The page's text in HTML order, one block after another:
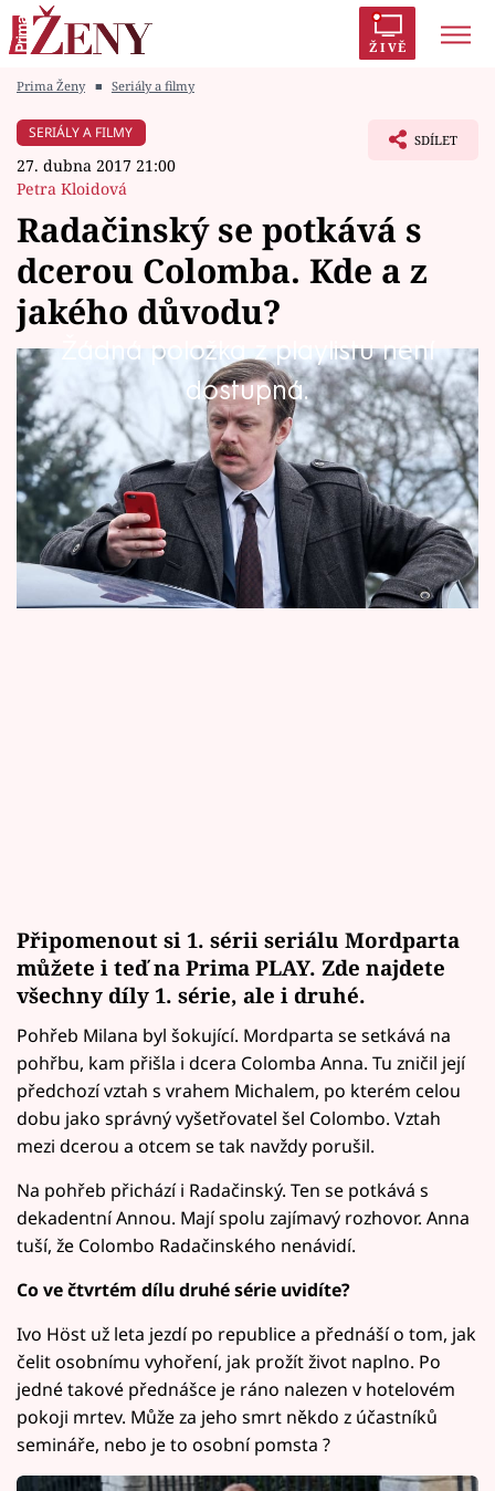
ŽIVĚ
Módní alarm
Témata
Celebrity
Vztahy
Seriály
Horoskopy
Sledujte prima+
Filmový festival Karlovy Vary
Prima Ženy ■ Seriály a filmy
SERIÁLY A FILMY
27. dubna 2017 21:00
Petra Kloidová
SDÍLET
Radačinský se potkává s
dcerou Colomba. Kde a z
jakého důvodu?
Žádná položka z playlistu není
dostupná.
Pohřeb exšéfa Milana má nečekané
souvislosti. Neoblíbený Radačinský se tam
poznává s dcerou Colomba. Ta ví, že ho
Colombo nenávidí. Podívejte se na exkluzivní
scénu už teď.
Připomenout si 1. sérii seriálu Mordparta
můžete i teď na Prima PLAY. Zde najdete
všechny díly 1. série, ale i druhé.
Pohřeb Milana byl šokující. Mordparta se setkává na
pohřbu, kam přišla i dcera Colomba Anna. Tu zničil její
předchozí vztah s vrahem Michalem, po kterém celou
dobu jako správný vyšetřovatel šel Colombo. Vztah
mezi dcerou a otcem se tak navždy porušil.
Na pohřeb přichází i Radačinský. Ten se potkává s
dekadentní Annou. Mají spolu zajímavý rozhovor. Anna
tuší, že Colombo Radačinského nenávidí.
Co ve čtvrtém dílu druhé série uvidíte?
Ivo Höst už leta jezdí po republice a přednáší o tom, jak
čelit osobnímu vyhoření, jak prožít život naplno. Po
jedné takové přednášce je ráno nalezen v hotelovém
pokoji mrtev. Může za jeho smrt někdo z účastníků
semináře, nebo je to osobní pomsta ?